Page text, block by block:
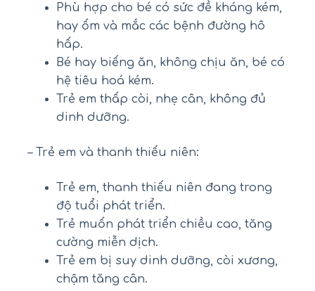
Phù hợp cho bé có sức đề kháng kém,
hay ốm và mắc các bệnh đường hô
hấp.
Bé hay biếng ăn, không chịu ăn, bé có
hệ tiêu hoá kém.
Trẻ em thấp còi, nhẹ cân, không đủ
dinh dưỡng.
– Trẻ em và thanh thiếu niên:
Trẻ em, thanh thiếu niên đang trong
độ tuổi phát triển.
Trẻ muốn phát triển chiều cao, tăng
cường miễn dịch.
Trẻ em bị suy dinh dưỡng, còi xương,
chậm tăng cân.